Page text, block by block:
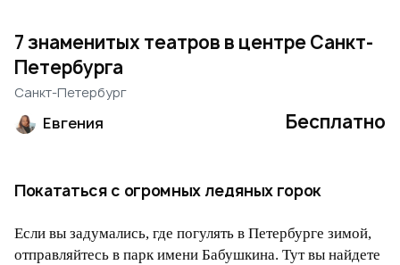
7 знаменитых театров в центре Санкт-
Петербурга
Санкт-Петербург
Евгения Бесплатно
Покататься с огромных ледяных горок
Если вы задумались, где погулять в Петербурге зимой,
отправляйтесь в парк имени Бабушкина. Тут вы найдете